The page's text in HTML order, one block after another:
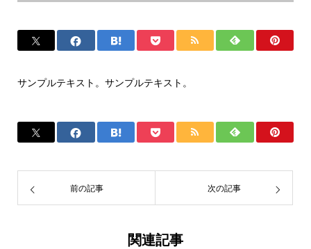
サンプルテキスト。サンプルテキスト。
前の記事 次の記事
関連記事